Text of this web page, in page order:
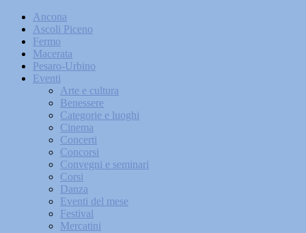
Ancona
Ascoli Piceno
Fermo
Macerata
Pesaro-Urbino
Eventi
Arte e cultura
Benessere
Categorie e luoghi
Cinema
Concerti
Concorsi
Convegni e seminari
Corsi
Danza
Eventi del mese
Festival
Mercatini